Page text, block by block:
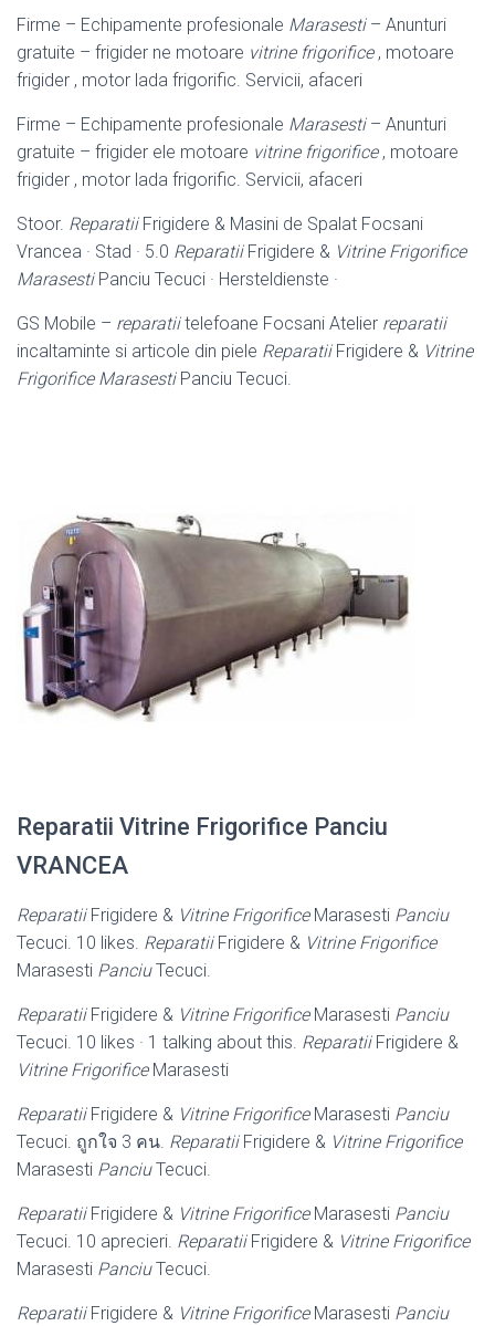
Firme – Echipamente profesionale Marasesti– Anunturi
gratuite – frigider ne motoare vitrine frigorifice, motoare
frigider , motor lada frigorific. Servicii, afaceri
Firme – Echipamente profesionale Marasesti– Anunturi
gratuite – frigider ele motoare vitrine frigorifice, motoare
frigider , motor lada frigorific. Servicii, afaceri
Stoor. ReparatiiFrigidere & Masini de Spalat Focsani
Vrancea · Stad · 5.0 ReparatiiFrigidere & Vitrine Frigorifice
MarasestiPanciu Tecuci · Hersteldienste ·
GS Mobile – reparatiitelefoane Focsani Atelier reparatii
incaltaminte si articole din piele ReparatiiFrigidere & Vitrine
Frigorifice MarasestiPanciu Tecuci.
Reparatii Vitrine Frigorifice Panciu
VRANCEA
ReparatiiFrigidere & Vitrine FrigorificeMarasesti Panciu
Tecuci. 10 likes. ReparatiiFrigidere & Vitrine Frigorifice
Marasesti PanciuTecuci.
ReparatiiFrigidere & Vitrine FrigorificeMarasesti Panciu
Tecuci. 10 likes · 1 talking about this. ReparatiiFrigidere &
Vitrine FrigorificeMarasesti
ReparatiiFrigidere & Vitrine FrigorificeMarasesti Panciu
Tecuci. ถูกใจ 3 คน. ReparatiiFrigidere & Vitrine Frigorifice
Marasesti PanciuTecuci.
ReparatiiFrigidere & Vitrine FrigorificeMarasesti Panciu
Tecuci. 10 aprecieri. ReparatiiFrigidere & Vitrine Frigorifice
Marasesti PanciuTecuci.
ReparatiiFrigidere & Vitrine FrigorificeMarasesti Panciu